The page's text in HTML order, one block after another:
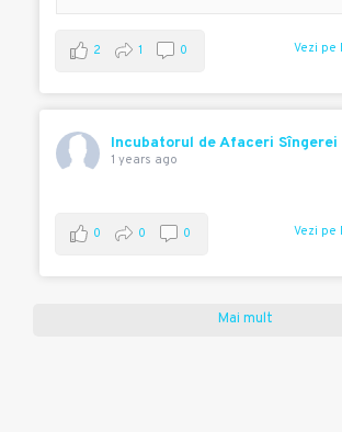
Vezi pe
2 1 0
Incubatorul de Afaceri Sîngerei
1 years ago
Vezi pe
0 0 0
Mai mult